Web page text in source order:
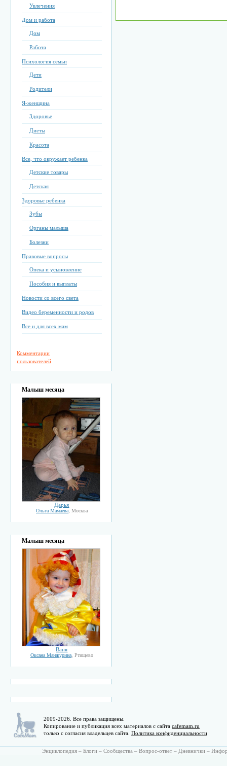
Увлечения
Дом и работа
Дом
Работа
Психология семьи
Дети
Родители
Я-женщина
Здоровье
Диеты
Красота
Все, что окружает ребенка
Детские товары
Детская
Здоровье ребенка
Зубы
Органы малыша
Болезни
Правовые вопросы
Опека и усыновление
Пособия и выплаты
Новости со всего света
Видео беременности и родов
Все и для всех мам
Комментарии
пользователей
Малыш месяца
Дарья
Ольга Мамаева , Москва
Малыш месяца
Ваня
Оксана Манжурина, Ртищево
2009-2026. Все права защищены.
Копирование и публикация всех материалов с сайта cafemam.ru
только с согласия владельцев сайта. Политика конфиденциальности
Энциклопедия – Блоги – Сообщества – Вопрос-ответ – Дневнички –